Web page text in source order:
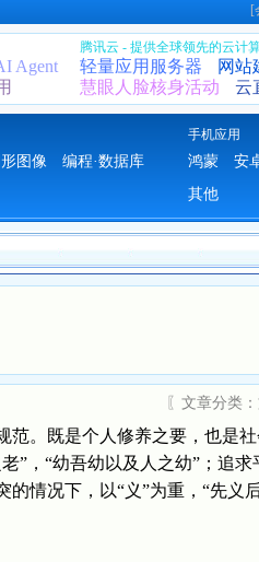
[
Agent
腾讯云 - 提供全球领先的云计
轻量应用服务器 网站
慧眼人脸核身活动
云
手机应用
形图像
编程·数据库
鸿蒙 安
其他
〖文章分类：
。既是个人修养之要，也是
”，“幼吾幼以及人之幼”；追
情况下，以“义”为重，“先义